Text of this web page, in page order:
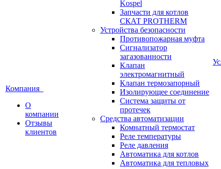
Компания
О
компании
Отзывы
клиентов
Kospel
Запчасти для котлов
СКАТ PROTHERM
Устройства безопасности
Противопожарная муфта
Сигнализатор
загазованности
Клапан
электромагнитный
Клапан термозапорный
Изолирующее соединение
Система защиты от
протечек
Средства автоматизации
Комнатный термостат
Реле температуры
Реле давления
Автоматика для котлов
Автоматика для тепловых